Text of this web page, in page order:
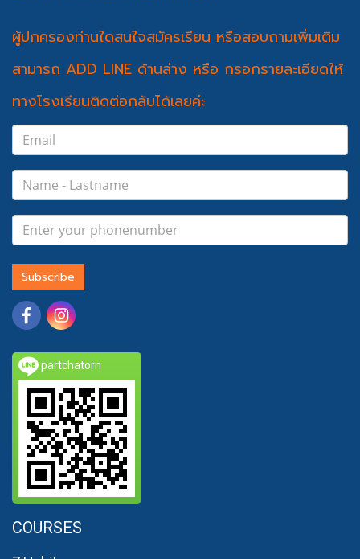
ผู้ปกครองท่านใดสนใจสมัครเรียน หรือสอบถามเพิ่มเติม
สามารถ ADD LINE ด้านล่าง หรือ กรอกรายละเอียดให้
ทางโรงเรียนติดต่อกลับได้เลยค่ะ
Subscribe
partchatorn
COURSES